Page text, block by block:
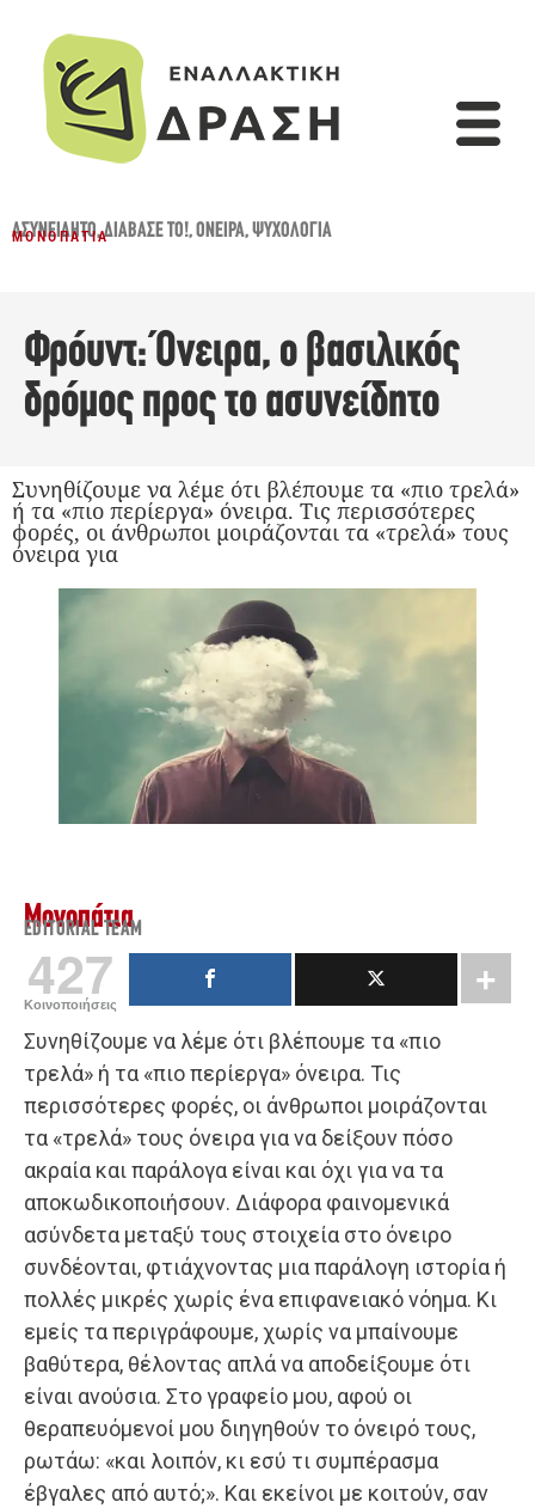
ΑΣΥΝΕΊΔΗΤΟ,ΔΙΆΒΑΣΈ ΤΟ!,ΌΝΕΙΡΑ,ΨΥΧΟΛΟΓΊΑ
ΜΟΝΟΠΆΤΙΑ
Φρόυντ: Όνειρα, ο βασιλικός
δρόμος προς το ασυνείδητο
Συνηθίζουμε να λέμε ότι βλέπουμε τα «πιο τρελά»
ή τα «πιο περίεργα» όνειρα. Τις περισσότερες
φορές, οι άνθρωποι μοιράζονται τα «τρελά» τους
όνειρα για
Μονοπάτια
EDITORIAL TEAM
427
Κοινοποιήσεις
Συνηθίζουμε να λέμε ότι βλέπουμε τα «πιο
τρελά» ή τα «πιο περίεργα» όνειρα. Τις
περισσότερες φορές, οι άνθρωποι μοιράζονται
τα «τρελά» τους όνειρα για να δείξουν πόσο
ακραία και παράλογα είναι και όχι για να τα
αποκωδικοποιήσουν. Διάφορα φαινομενικά
ασύνδετα μεταξύ τους στοιχεία στο όνειρο
συνδέονται, φτιάχνοντας μια παράλογη ιστορία ή
πολλές μικρές χωρίς ένα επιφανειακό νόημα. Κι
εμείς τα περιγράφουμε, χωρίς να μπαίνουμε
βαθύτερα, θέλοντας απλά να αποδείξουμε ότι
είναι ανούσια. Στο γραφείο μου, αφού οι
θεραπευόμενοί μου διηγηθούν το όνειρό τους,
ρωτάω: «και λοιπόν, κι εσύ τι συμπέρασμα
έβγαλες από αυτό;». Και εκείνοι με κοιτούν, σαν